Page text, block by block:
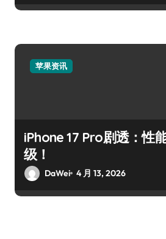
苹果资讯
iPhone 17 Pro剧透：性
级！
DaWei 4 月 13, 2026